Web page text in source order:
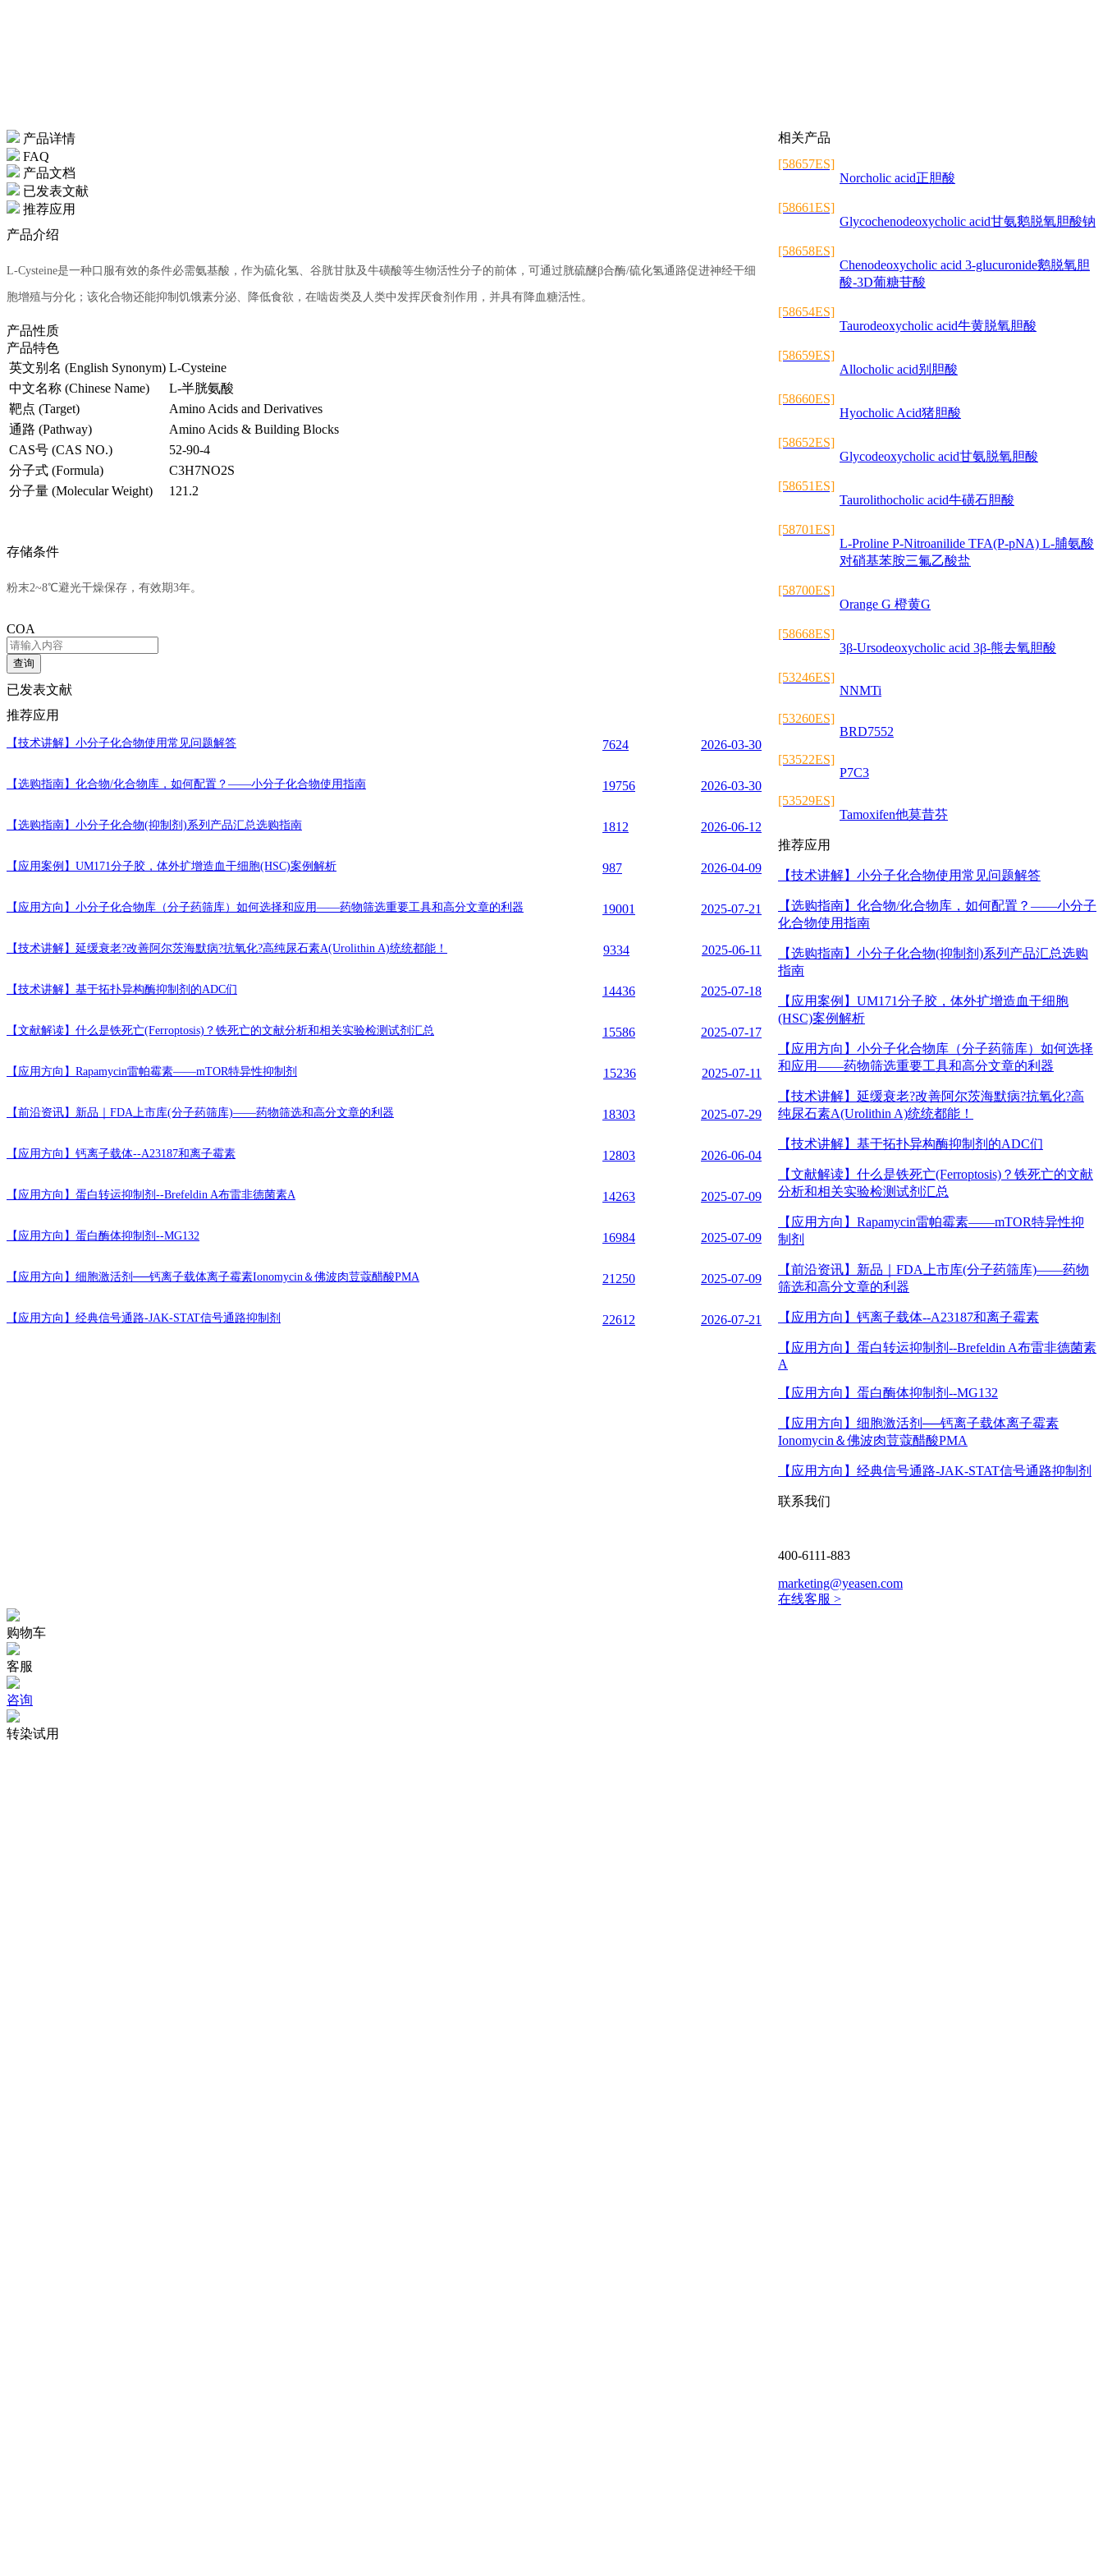
产品详情
FAQ
产品文档
已发表文献
推荐应用
产品介绍
L-Cysteine是一种口服有效的条件必需氨基酸，作为硫化氢、谷胱甘肽及牛磺酸等生物活性分子的前体，可通过胱硫醚β合酶/硫化氢通路促进神经干细
胞增殖与分化；该化合物还能抑制饥饿素分泌、降低食欲，在啮齿类及人类中发挥厌食剂作用，并具有降血糖活性。
产品性质
产品特色
英文别名 (English Synonym) L-Cysteine
中文名称 (Chinese Name)
L-半胱氨酸
靶点 (Target)
Amino Acids and Derivatives
通路 (Pathway)
Amino Acids & Building Blocks
CAS号 (CAS NO.)
52-90-4
分子式 (Formula)
C3H7NO2S
分子量 (Molecular Weight)
121.2
存储条件
粉末2~8℃避光干燥保存，有效期3年。
COA
查询
已发表文献
推荐应用
【技术讲解】 小分子化合物使用常见问题解答 7624 2026-03-30
【选购指南】 化合物/化合物库，如何配置？——小分子化合物使用指南 19756 2026-03-30
【选购指南】 小分子化合物(抑制剂)系列产品汇总选购指南 1812 2026-06-12
【应用案例】 UM171分子胶，体外扩增造血干细胞(HSC)案例解析 987 2026-04-09
【应用方向】 小分子化合物库（分子药筛库）如何选择和应用——药物筛选重要工具和高分文章的利器 19001 2025-07-21
【技术讲解】 延缓衰老?改善阿尔茨海默病?抗氧化?高纯尿石素A(Urolithin A)统统都能！ 9334 2025-06-11
【技术讲解】 基于拓扑异构酶抑制剂的ADC们 14436 2025-07-18
【文献解读】 什么是铁死亡(Ferroptosis)？铁死亡的文献分析和相关实验检测试剂汇总 15586 2025-07-17
【应用方向】 Rapamycin雷帕霉素——mTOR特异性抑制剂 15236 2025-07-11
【前沿资讯】 新品｜FDA上市库(分子药筛库)——药物筛选和高分文章的利器 18303 2025-07-29
【应用方向】 钙离子载体--A23187和离子霉素 12803 2026-06-04
【应用方向】 蛋白转运抑制剂--Brefeldin A布雷非德菌素A 14263 2025-07-09
【应用方向】 蛋白酶体抑制剂--MG132 16984 2025-07-09
【应用方向】 细胞激活剂──钙离子载体离子霉素Ionomycin＆佛波肉荳蔻醋酸PMA 21250 2025-07-09
【应用方向】 经典信号通路-JAK-STAT信号通路抑制剂 22612 2026-07-21
相关产品
[58657ES]
Norcholic acid正胆酸
[58661ES]
Glycochenodeoxycholic acid甘氨鹅脱氧胆酸钠
[58658ES]
Chenodeoxycholic acid 3-glucuronide鹅脱氧胆
酸-3D葡糖苷酸
[58654ES]
Taurodeoxycholic acid牛黄脱氧胆酸
[58659ES]
Allocholic acid别胆酸
[58660ES]
Hyocholic Acid猪胆酸
[58652ES]
Glycodeoxycholic acid甘氨脱氧胆酸
[58651ES]
Taurolithocholic acid牛磺石胆酸
[58701ES]
L-Proline P-Nitroanilide TFA(P-pNA) L-脯氨酸
对硝基苯胺三氟乙酸盐
[58700ES]
Orange G 橙黄G
[58668ES]
3β-Ursodeoxycholic acid 3β-熊去氧胆酸
[53246ES]
NNMTi
[53260ES]
BRD7552
[53522ES]
P7C3
[53529ES]
Tamoxifen他莫昔芬
推荐应用
【技术讲解】 小分子化合物使用常见问题解答
【选购指南】 化合物/化合物库，如何配置？——小分子
化合物使用指南
【选购指南】 小分子化合物(抑制剂)系列产品汇总选购
指南
【应用案例】 UM171分子胶，体外扩增造血干细胞
(HSC)案例解析
【应用方向】 小分子化合物库（分子药筛库）如何选择
和应用——药物筛选重要工具和高分文章的利器
【技术讲解】 延缓衰老?改善阿尔茨海默病?抗氧化?高
纯尿石素A(Urolithin A)统统都能！
【技术讲解】 基于拓扑异构酶抑制剂的ADC们
【文献解读】 什么是铁死亡(Ferroptosis)？铁死亡的文献
分析和相关实验检测试剂汇总
【应用方向】 Rapamycin雷帕霉素——mTOR特异性抑
制剂
【前沿资讯】 新品｜FDA上市库(分子药筛库)——药物
筛选和高分文章的利器
【应用方向】 钙离子载体--A23187和离子霉素
【应用方向】 蛋白转运抑制剂--Brefeldin A布雷非德菌素
A
【应用方向】 蛋白酶体抑制剂--MG132
【应用方向】 细胞激活剂──钙离子载体离子霉素
Ionomycin＆佛波肉荳蔻醋酸PMA
【应用方向】 经典信号通路-JAK-STAT信号通路抑制剂
联系我们
400-6111-883
marketing@yeasen.com
在线客服 >
购物车
客服
咨询
转染试用